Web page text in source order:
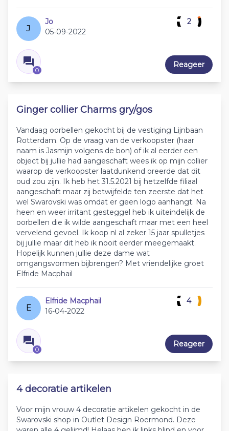
J
Jo
05-09-2022
0
2
Reageer
Ginger collier Charms gry/gos
Vandaag oorbellen gekocht bij de vestiging Lijnbaan
Rotterdam. Op de vraag van de verkoopster (haar
naam is Jasmijn volgens de bon) of ik al eerder een
object bij jullie had aangeschaft wees ik op mijn collier
waarop de verkoopster laatdunkend oreerde dat dit
oud zou zijn. Ik heb het 31.5.2021 bij hetzelfde filiaal
aangeschaft maar zij betwijfelde ten zeerste dat het
wel Swarovski was omdat er geen logo aanhangt. Na
heen en weer irritant gesteggel heb ik uiteindelijk de
oorbellen die ik wilde aangeschaft maar met een heel
vervelend gevoel. Ik koop nl al zeker 15 jaar spulletjes
bij jullie maar dit heb ik nooit eerder meegemaakt.
Hopelijk kunnen jullie deze dame wat
omgangsvormen bijbrengen? Met vriendelijke groet
Elfride Macphail
E
Elfride Macphail
16-04-2022
0
4
Reageer
4 decoratie artikelen
Voor mijn vrouw 4 decoratie artikelen gekocht in de
Swarovski shop in Outlet Design Roermond. Deze